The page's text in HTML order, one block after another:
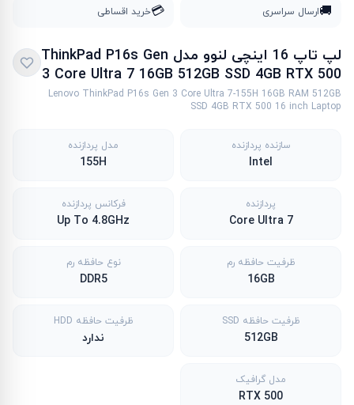
🚚ارسال سراسری 💳خرید اقساطی
لپ تاپ 16 اینچی لنوو مدل ThinkPad P16s Gen
3 Core Ultra 7 16GB 512GB SSD 4GB RTX 500
Lenovo ThinkPad P16s Gen 3 Core Ultra 7-155H 16GB RAM 512GB
SSD 4GB RTX 500 16 inch Laptop
سازنده پردازنده
Intel
مدل پردازنده
155H
پردازنده
Core Ultra 7
فرکانس پردازنده
Up To 4.8GHz
ظرفیت حافظه رم
16GB
نوع حافظه رم
DDR5
ظرفیت حافظه SSD
512GB
ظرفیت حافظه HDD
ندارد
مدل گرافیک
RTX 500